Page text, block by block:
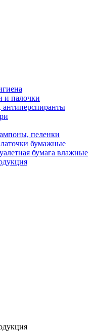
и палочки
антиперспиранты
пеленки
бумажные
бумага влажные